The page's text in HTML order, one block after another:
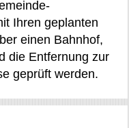
Ihren geplanten
einen Bahnhof,
die Entfernung zur
geprüft werden.